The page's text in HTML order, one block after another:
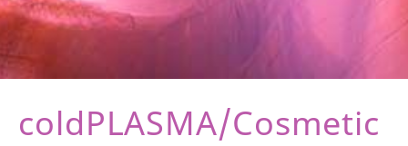
coldPLASMA/Cosmetic